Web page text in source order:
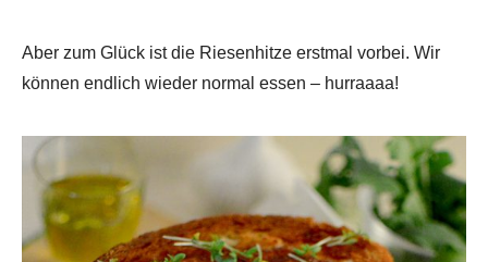
Aber zum Glück ist die Riesenhitze erstmal vorbei. Wir
können endlich wieder normal essen – hurraaaa!